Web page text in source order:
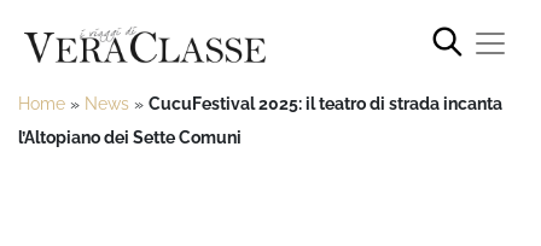
Home » News » CucuFestival 2025: il teatro di strada incanta
l’Altopiano dei Sette Comuni